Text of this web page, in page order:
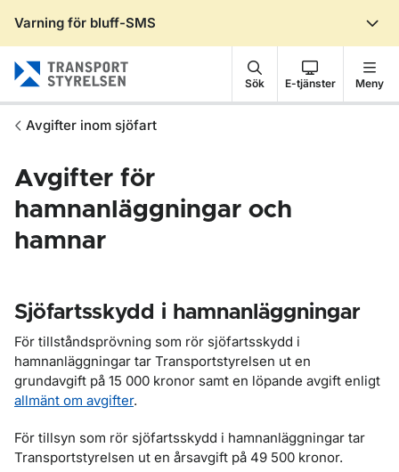
Varning för bluff-SMS
Sök E-tjänster Meny
Avgifter inom sjöfart
Avgifter för
hamnanläggningar och
hamnar
Sjöfartsskydd i hamnanläggningar
För tillståndsprövning som rör sjöfartsskydd i
hamnanläggningar tar Transportstyrelsen ut en
grundavgift på 15 000 kronor samt en löpande avgift enligt
allmänt om avgifter.
För tillsyn som rör sjöfartsskydd i hamnanläggningar tar
Transportstyrelsen ut en årsavgift på 49 500 kronor.